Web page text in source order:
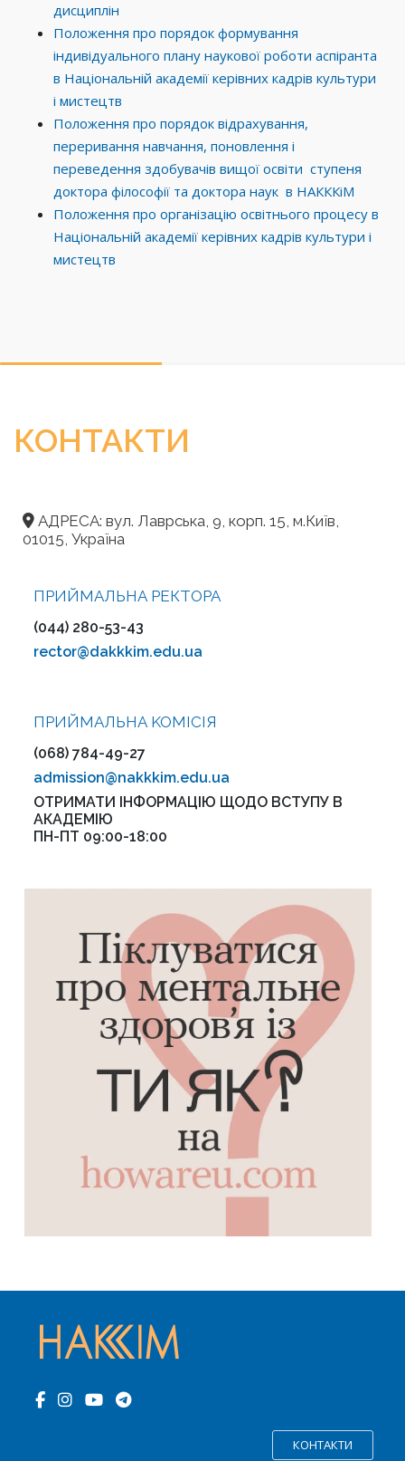
дисциплін
Положення про порядок формування
індивідуального плану наукової роботи аспіранта
в Національній академії керівних кадрів культури
і мистецтв
Положення про порядок відрахування,
переривання навчання, поновлення і
переведення здобувачів вищої освіти ступеня
доктора філософії та доктора наук в НАКККіМ
Положення про організацію освітнього процесу в
Національній академії керівних кадрів культури і
мистецтв
КОНТАКТИ
АДРЕСА: вул. Лаврська, 9, корп. 15, м.Київ,
01015, Україна
ПРИЙМАЛЬНА РЕКТОРА
(044) 280-53-43
rector@dakkkim.edu.ua
ПРИЙМАЛЬНА KOMІСІЯ
(068) 784-49-27
admission@nakkkim.edu.ua
ОТРИМАТИ ІНФОРМАЦІЮ ЩОДО ВСТУПУ В
АКАДЕМІЮ
ПН-ПТ 09:00-18:00
КОНТАКТИ